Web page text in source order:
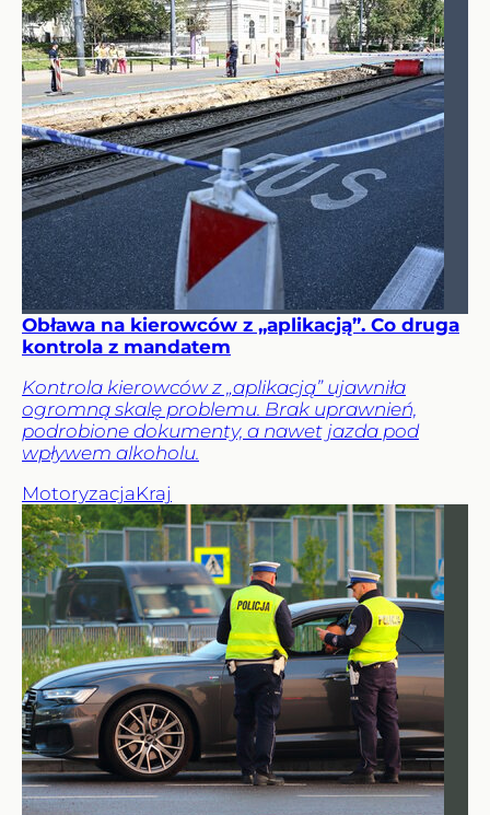
Obława na kierowców z „aplikacją”. Co druga
kontrola z mandatem
Kontrola kierowców z „aplikacją” ujawniła
ogromną skalę problemu. Brak uprawnień,
podrobione dokumenty, a nawet jazda pod
wpływem alkoholu.
MotoryzacjaKraj